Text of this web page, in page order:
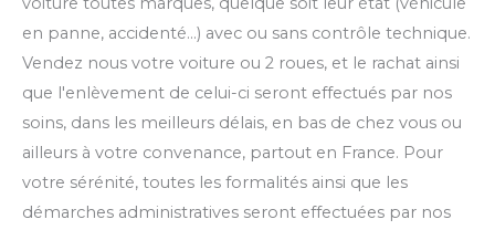
en panne, accidenté...) avec ou sans contrôle technique.
Vendez nous votre voiture ou 2 roues, et le rachat ainsi
que l'enlèvement de celui-ci seront effectués par nos
soins, dans les meilleurs délais, en bas de chez vous ou
ailleurs à votre convenance, partout en France. Pour
votre sérénité, toutes les formalités ainsi que les
démarches administratives seront effectuées par nos